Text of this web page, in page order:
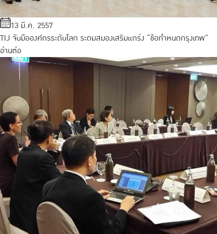
13 มี.ค. 2557
TIJ จับมือองค์กรระดับโลก ระดมสมองเสริมแกร่ง “ข้อกำหนดกรุงเทพ”
อ่านต่อ